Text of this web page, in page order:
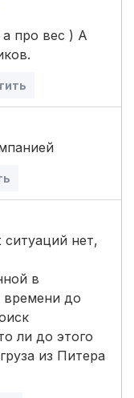
про вес ) А
нет,
в
времени до
ли до этого
из Питера